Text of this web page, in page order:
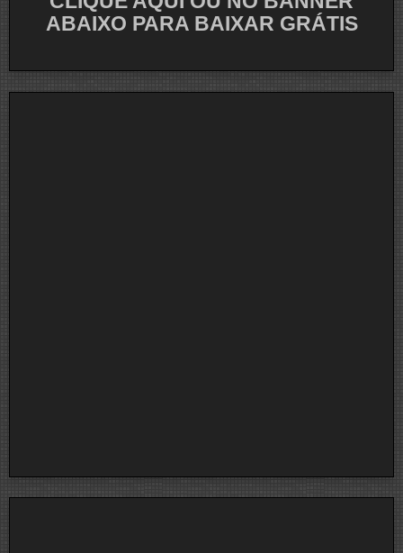
ABAIXO PARA BAIXAR GRÁTIS